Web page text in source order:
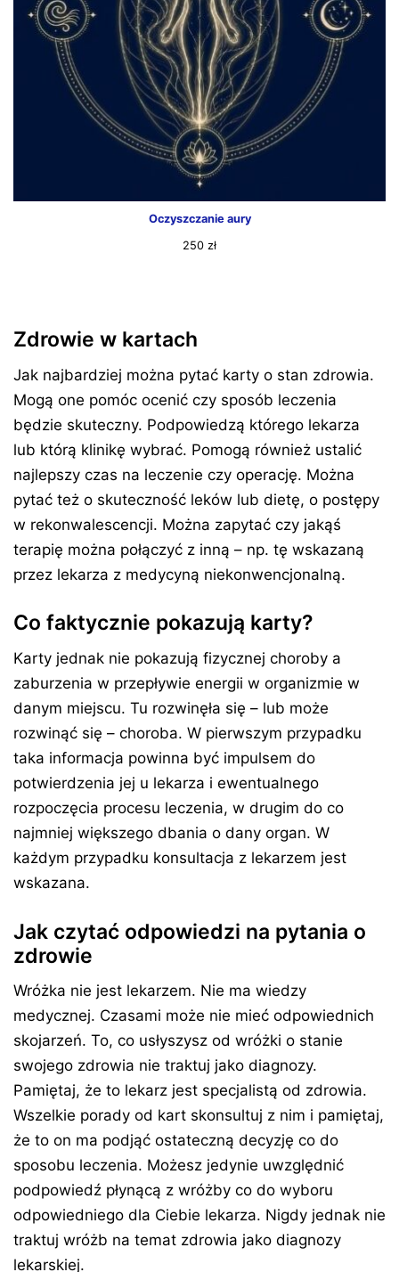
Oczyszczanie aury
250 zł
Zdrowie w kartach
Jak najbardziej można pytać karty o stan zdrowia.
Mogą one pomóc ocenić czy sposób leczenia
będzie skuteczny. Podpowiedzą którego lekarza
lub którą klinikę wybrać. Pomogą również ustalić
najlepszy czas na leczenie czy operację. Można
pytać też o skuteczność leków lub dietę, o postępy
w rekonwalescencji. Można zapytać czy jakąś
terapię można połączyć z inną – np. tę wskazaną
przez lekarza z medycyną niekonwencjonalną.
Co faktycznie pokazują karty?
Karty jednak nie pokazują fizycznej choroby a
zaburzenia w przepływie energii w organizmie w
danym miejscu. Tu rozwinęła się – lub może
rozwinąć się – choroba. W pierwszym przypadku
taka informacja powinna być impulsem do
potwierdzenia jej u lekarza i ewentualnego
rozpoczęcia procesu leczenia, w drugim do co
najmniej większego dbania o dany organ. W
każdym przypadku konsultacja z lekarzem jest
wskazana.
Jak czytać odpowiedzi na pytania o
zdrowie
Wróżka nie jest lekarzem. Nie ma wiedzy
medycznej. Czasami może nie mieć odpowiednich
skojarzeń. To, co usłyszysz od wróżki o stanie
swojego zdrowia nie traktuj jako diagnozy.
Pamiętaj, że to lekarz jest specjalistą od zdrowia.
Wszelkie porady od kart skonsultuj z nim i pamiętaj,
że to on ma podjąć ostateczną decyzję co do
sposobu leczenia. Możesz jedynie uwzględnić
podpowiedź płynącą z wróżby co do wyboru
odpowiedniego dla Ciebie lekarza. Nigdy jednak nie
traktuj wróżb na temat zdrowia jako diagnozy
lekarskiej.